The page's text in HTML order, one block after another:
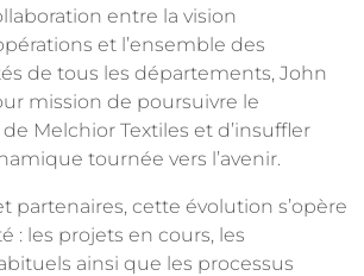
entre la vision
et l’ensemble des
de tous les départements, John
mission de poursuivre le
Melchior Textiles et d’insuffler
tournée vers l’avenir.
partenaires, cette évolution s’opère
: les projets en cours, les
ainsi que les processus